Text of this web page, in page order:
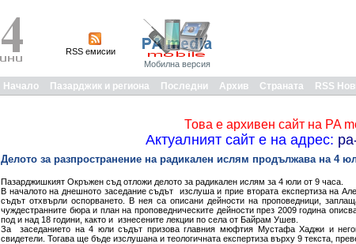
RSS емисии
Мобилна версия
Начало Пазарджик и региона Последни Архив Страната RSS
Това е архивен сайт на PA
Актуалният сайт е на адрес:
Делото за разпространение на радикален ислям продължава на 4
Пазарджишкият Окръжен съд отложи делото за радикален ислям за 4 юли от 9 часа.
В началото на днешното заседание съдът изслуша и прие втората експертиза на
съдът отхвърли оспорването. В нея са описани дейности на проповедници,
чуждестранните бюра и план на проповедническите дейности през 2009 година
под и над 18 години, както и изнесените лекции по села от Байрам Ушев.
За заседанието на 4 юли съдът призова главния мюфтия Мустафа Хаджи и
свидетели. Тогава ще бъде изслушана и теологичната експертиза върху 9 текста,